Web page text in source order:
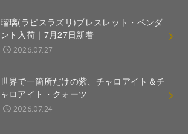
瑠璃(ラピスラズリ)ブレスレット・ペンダ
ント入荷｜7月27日新着
2026.07.27
世界で一箇所だけの紫、チャロアイト＆チ
ャロアイト・クォーツ
2026.07.24